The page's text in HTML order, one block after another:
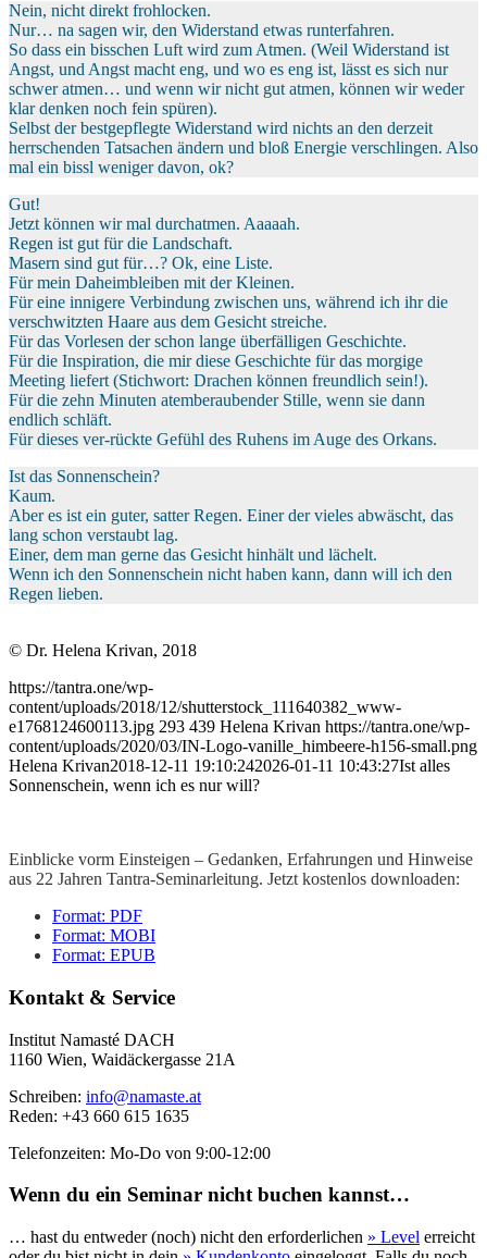
Nein, nicht direkt frohlocken.
Nur… na sagen wir, den Widerstand etwas runterfahren.
So dass ein bisschen Luft wird zum Atmen. (Weil Widerstand ist
Angst, und Angst macht eng, und wo es eng ist, lässt es sich nur
schwer atmen… und wenn wir nicht gut atmen, können wir weder
klar denken noch fein spüren).
Selbst der bestgepflegte Widerstand wird nichts an den derzeit
herrschenden Tatsachen ändern und bloß Energie verschlingen. Also
mal ein bissl weniger davon, ok?
Gut!
Jetzt können wir mal durchatmen. Aaaaah.
Regen ist gut für die Landschaft.
Masern sind gut für…? Ok, eine Liste.
Für mein Daheimbleiben mit der Kleinen.
Für eine innigere Verbindung zwischen uns, während ich ihr die
verschwitzten Haare aus dem Gesicht streiche.
Für das Vorlesen der schon lange überfälligen Geschichte.
Für die Inspiration, die mir diese Geschichte für das morgige
Meeting liefert (Stichwort: Drachen können freundlich sein!).
Für die zehn Minuten atemberaubender Stille, wenn sie dann
endlich schläft.
Für dieses ver-rückte Gefühl des Ruhens im Auge des Orkans.
Ist das Sonnenschein?
Kaum.
Aber es ist ein guter, satter Regen. Einer der vieles abwäscht, das
lang schon verstaubt lag.
Einer, dem man gerne das Gesicht hinhält und lächelt.
Wenn ich den Sonnenschein nicht haben kann, dann will ich den
Regen lieben.
© Dr. Helena Krivan, 2018
https://tantra.one/wp-
content/uploads/2018/12/shutterstock_111640382_www-
e1768124600113.jpg 293 439 Helena Krivan https://tantra.one/wp-
content/uploads/2020/03/IN-Logo-vanille_himbeere-h156-small.png
Helena Krivan2018-12-11 19:10:242026-01-11 10:43:27Ist alles
Sonnenschein, wenn ich es nur will?
Einblicke vorm Einsteigen – Gedanken, Erfahrungen und Hinweise
aus 22 Jahren Tantra-Seminarleitung. Jetzt kostenlos downloaden:
Format: PDF
Format: MOBI
Format: EPUB
Kontakt & Service
Institut Namasté DACH
1160 Wien, Waidäckergasse 21A
Schreiben: info@namaste.at
Reden: +43 660 615 1635
Telefonzeiten: Mo-Do von 9:00-12:00
Wenn du ein Seminar nicht buchen kannst…
… hast du entweder (noch) nicht den erforderlichen » Level erreicht